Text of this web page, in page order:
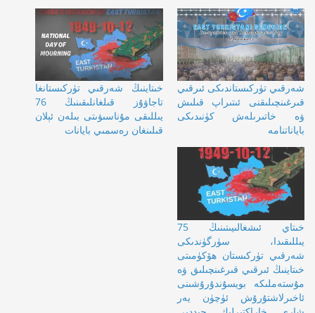
شەرقىي تۈركىستاندىكى ئىرقىي
قىرغىنچىلىقنى ئىتىراپ قىلىش
ۋە خاتىرىلەش كۈنىدىكى
باياناتنامە
خىتاينىڭ شەرقىي تۈركىستانغا
تاجاۋۇز قىلغانلىقىنىڭ 76
يىللىقى مۇناسىۋىتى بىلەن ئېلان
قىلىنغان رەسمىي بايانات
خىتاي ئىشغالىيىتىنىڭ 75
يىللىقىدا، سۈرگۈندىكى
شەرقىي تۈركىستان ھۆكۈمىتى
خىتاينىڭ ئىرقىي قىرغىنچىلىق ۋە
مۇستەملىكە بويسۇندۇرۇشىنى
ئاخىرلاشتۇرۇش ئۈچۈن يەر